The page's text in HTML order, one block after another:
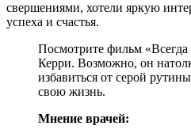
свершениями, хотели яркую
успеха и счастья.
Посмотрите фильм
Керри. Возможно, он
избавиться от серой
свою жизнь.
Мнение врачей: